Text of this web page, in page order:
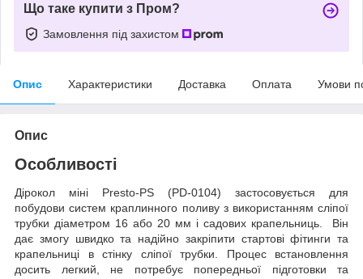
Що таке купити з Пром?
Замовлення під захистом
Опис Характеристики Доставка Оплата Умови
Опис
Особливості
Дірокол міні Presto-PS (PD-0104) застосовується для
побудови систем краплинного поливу з використанням сліпої
трубки діаметром 16 або 20 мм і садових крапельниць. Він
дає змогу швидко та надійно закріпити стартові фітинги та
крапельниці в стінку сліпої трубки. Процес встановлення
досить легкий, не потребує попередньої підготовки та